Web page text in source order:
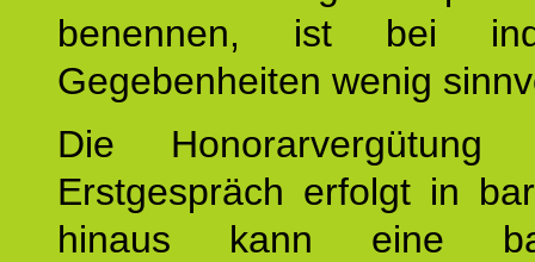
benennen, ist bei
Gegebenheiten wenig
Die
Erstgespräch erfolgt in
hinaus kann eine